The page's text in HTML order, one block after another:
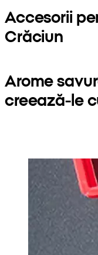
Accesorii
Crăciun
Arome
creează-le